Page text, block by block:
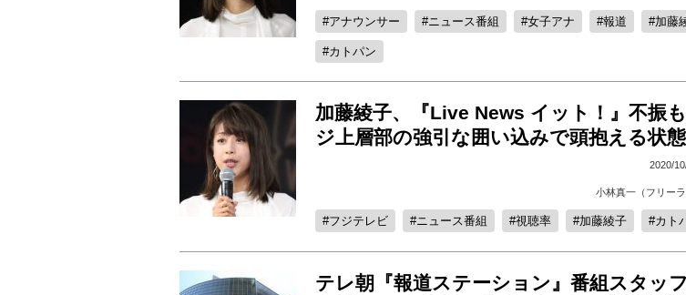
アナウンサー ニュース番組 女子アナ 報道 加藤
カトパン
加藤綾子、『Live News イット！』不振
ジ上層部の強引な囲い込みで頭抱える状
2020/
小林真一（フリーラ
フジテレビ ニュース番組 視聴率 加藤綾子 カト
テレ朝『報道ステーション』番組スタッ